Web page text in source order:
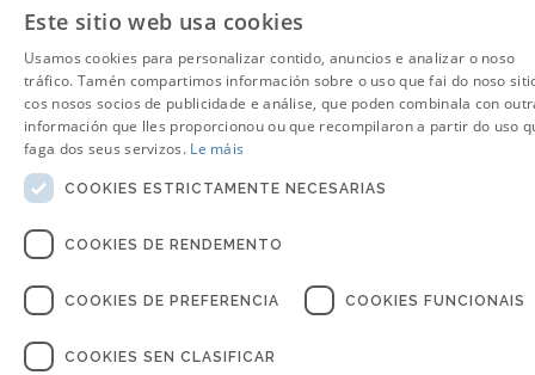
Este sitio web usa cookies
Usamos cookies para personalizar contido, anuncios e analizar o noso
tráfico. Tamén compartimos información sobre o uso que fai do noso
cos nosos socios de publicidade e análise, que poden combinala con
información que lles proporcionou ou que recompilaron a partir do uso
faga dos seus servizos. Le máis
COOKIES ESTRICTAMENTE NECESARIAS
COOKIES DE RENDEMENTO
COOKIES DE PREFERENCIA COOKIES FUNCIONAIS
COOKIES SEN CLASIFICAR